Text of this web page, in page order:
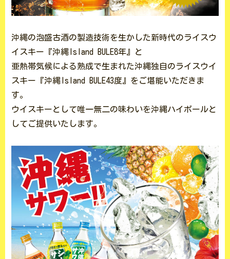
沖縄の泡盛古酒の製造技術を生かした新時代のライスウ
イスキー『沖縄Island BULE8年』と
亜熱帯気候による熟成で生まれた沖縄独自のライスウイ
スキー『沖縄Island BULE43度』をご堪能いただきま
す。
ウイスキーとして唯一無二の味わいを沖縄ハイボールと
してご提供いたします。